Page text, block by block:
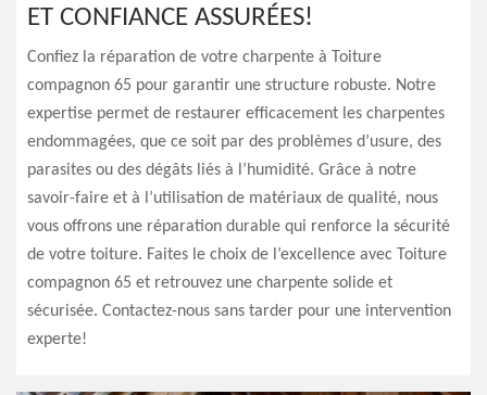
ET CONFIANCE ASSURÉES!
Confiez la réparation de votre charpente à Toiture
compagnon 65 pour garantir une structure robuste. Notre
expertise permet de restaurer efficacement les charpentes
endommagées, que ce soit par des problèmes d’usure, des
parasites ou des dégâts liés à l’humidité. Grâce à notre
savoir-faire et à l’utilisation de matériaux de qualité, nous
vous offrons une réparation durable qui renforce la sécurité
de votre toiture. Faites le choix de l’excellence avec Toiture
compagnon 65 et retrouvez une charpente solide et
sécurisée. Contactez-nous sans tarder pour une intervention
experte!